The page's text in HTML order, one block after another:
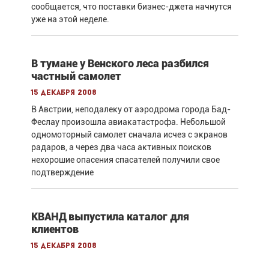
сообщается, что поставки бизнес-джета начнутся
уже на этой неделе.
В тумане у Венского леса разбился
частный самолет
15 декабря 2008
В Австрии, неподалеку от аэродрома города Бад-
Феслау произошла авиакатастрофа. Небольшой
одномоторный самолет сначала исчез с экранов
радаров, а через два часа активных поисков
нехорошие опасения спасателей получили свое
подтверждение
КВАНД выпустила каталог для
клиентов
15 декабря 2008